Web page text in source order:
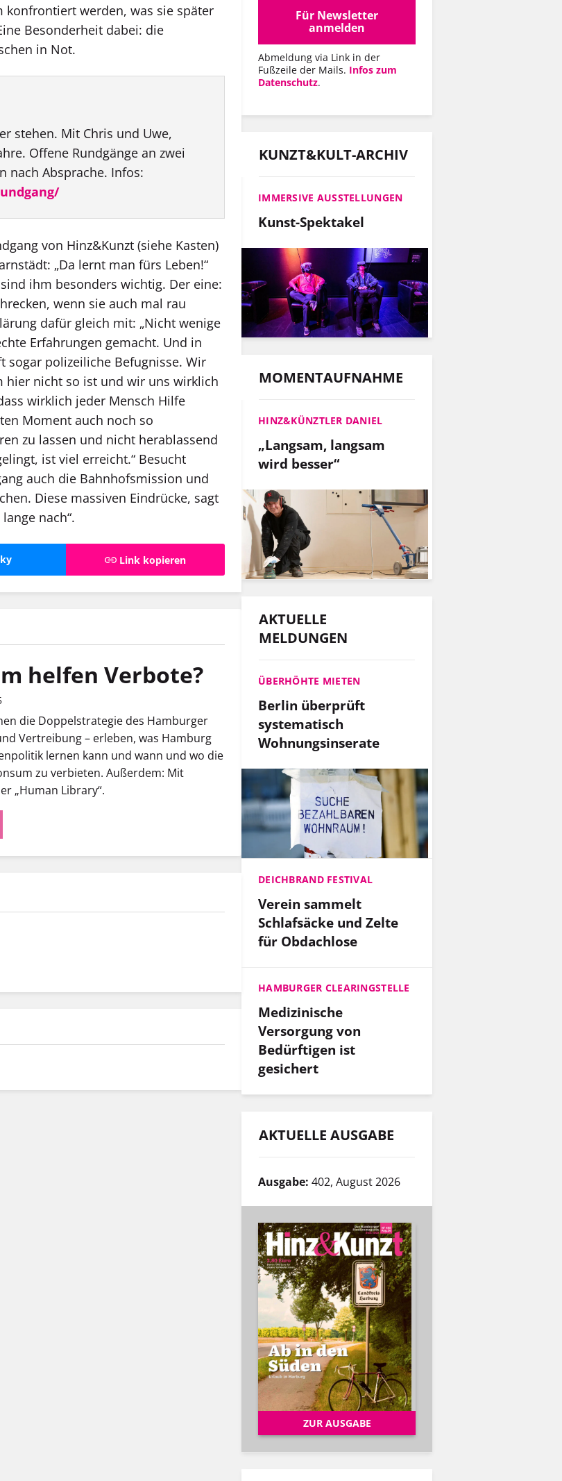
werden, was sie später
Besonderheit dabei: die
in Not.
stehen. Mit Chris und Uwe,
Offene Rundgänge an zwei
nach Absprache. Infos:
von Hinz&Kunzt (siehe Kasten)
„Da lernt man fürs Leben!“
ihm besonders wichtig. Der eine:
wenn sie auch mal rau
dafür gleich mit: „Nicht wenige
Erfahrungen gemacht. Und in
sogar polizeiliche Befugnisse. Wir
hier nicht so ist und wir uns wirklich
wirklich jeder Mensch Hilfe
Moment auch noch so
zu lassen und nicht herablassend
ist viel erreicht.“ Besucht
auch die Bahnhofsmission und
Diese massiven Eindrücke, sagt
nach“.
Link kopieren
helfen Verbote?
die Doppelstrategie des Hamburger
Vertreibung – erleben, was Hamburg
lernen kann und wann und wo die
zu verbieten. Außerdem: Mit
„Human Library“.
Für Newsletter
anmelden
Abmeldung via Link in der
Fußzeile der Mails. Infos zum
Datenschutz.
KUNZT&KULT-ARCHIV
IMMERSIVE AUSSTELLUNGEN
Kunst-Spektakel
MOMENTAUFNAHME
HINZ&KÜNZTLER DANIEL
„Langsam, langsam
wird besser“
AKTUELLE
MELDUNGEN
ÜBERHÖHTE MIETEN
Berlin überprüft
systematisch
Wohnungsinserate
DEICHBRAND FESTIVAL
Verein sammelt
Schlafsäcke und Zelte
für Obdachlose
HAMBURGER CLEARINGSTELLE
Medizinische
Versorgung von
Bedürftigen ist
gesichert
AKTUELLE AUSGABE
Ausgabe: 402, August 2026
ZUR AUSGABE